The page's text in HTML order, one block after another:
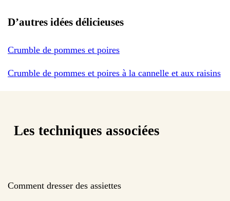
D’autres idées délicieuses
Crumble de pommes et poires
Crumble de pommes et poires à la cannelle et aux raisins
Les techniques associées
Comment dresser des assiettes